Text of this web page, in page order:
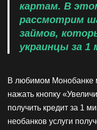
картам. В
рассмотрим
займов,
украинцы за
В любимом Монобанке
нажать кнопку
получить кредит за 1
необанков услуги